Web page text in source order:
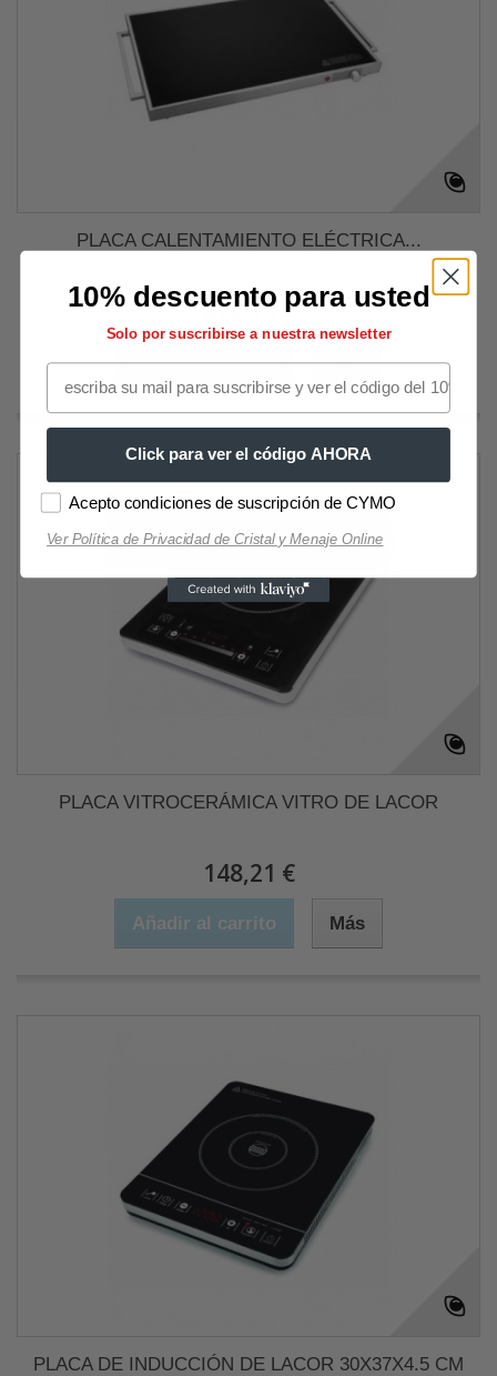
PLACA CALENTAMIENTO ELÉCTRICA...
270,13 €
Añadir al carrito Más
PLACA VITROCERÁMICA VITRO DE LACOR
148,21 €
Añadir al carrito Más
PLACA DE INDUCCIÓN DE LACOR 30X37X4.5 CM
10% descuento para usted
Solo por suscribirse a nuestra newsletter
Click para ver el código AHORA
Acepto condiciones de suscripción de CYMO
Ver Política de Privacidad de Cristal y Menaje Online